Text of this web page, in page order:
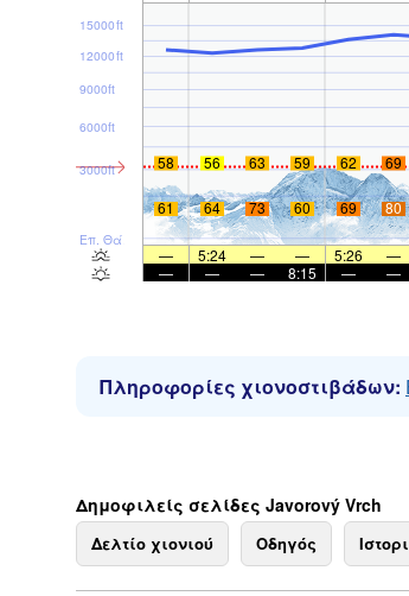
Επ. Θάλ
3000ft
6000ft
9000ft
12000ft
15000ft
58 56 63 59 62 69
61 64 73 60 69 80
— 5:24 — — 5:26 —
—
— — 8:15 — —
Πληροφορίες χιονοστιβάδων:
Δημοφιλείς σελίδες Javorový Vrch
Δελτίο χιονιού Οδηγός